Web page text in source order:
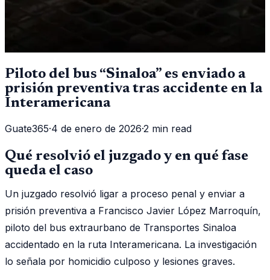
Piloto del bus “Sinaloa” es enviado a
prisión preventiva tras accidente en la
Interamericana
Guate365·4 de enero de 2026·2 min read
Qué resolvió el juzgado y en qué fase
queda el caso
Un juzgado resolvió ligar a proceso penal y enviar a
prisión preventiva a Francisco Javier López Marroquín,
piloto del bus extraurbano de Transportes Sinaloa
accidentado en la ruta Interamericana. La investigación
lo señala por homicidio culposo y lesiones graves.